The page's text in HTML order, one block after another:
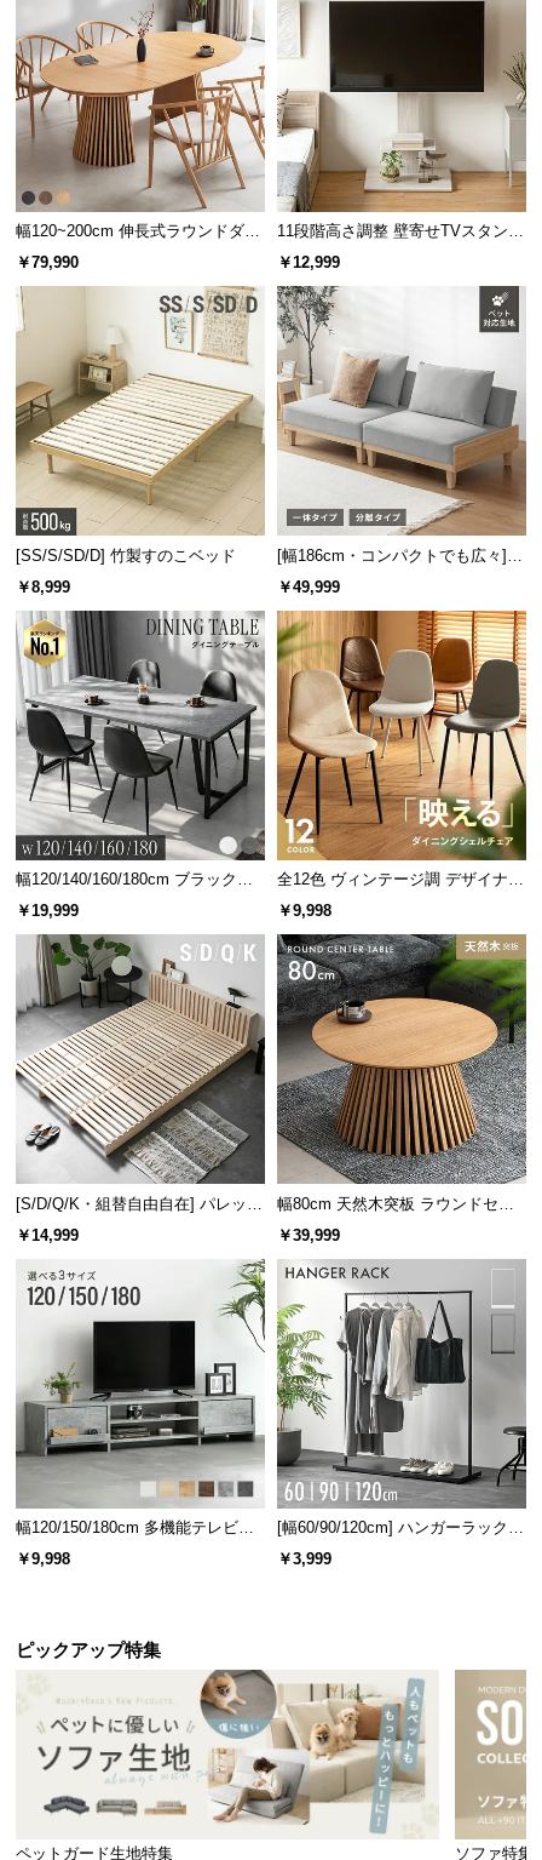
幅120~200cm 伸長式ラウンドダイ
ニングテーブル 6人掛け 天然木突
￥79,990
11段階高さ調整 壁寄せTVスタンド
キャスター付き 上下左右角度調節
￥12,999
[SS/S/SD/D] 竹製すのこベッド
￥8,999
[幅186cm・コンパクトでも広々] 3
人掛けソファベッド リクライニン
グ 天然木フレーム 北欧
￥49,999
幅120/140/160/180cm ブラックフ
レーム ダイニング 大理石調 4人掛
￥19,999
全12色 ヴィンテージ調 デザイナー
ズシェルチェア
￥9,998
[S/D/Q/K・組替自由自在] パレット
ベッド 8/12/16枚セット
￥14,999
幅80cm 天然木突板 ラウンドセン
ターテーブル 美しい格子デザイン
￥39,999
幅120/150/180cm 多機能テレビボ
ード 木目/石目調 オープン収納・
￥9,998
[幅60/90/120cm] ハンガーラック
スチール 4段階高さ調節 サイドフ
￥3,999
ピックアップ特集
ペットガード生地特集 ソファ特集